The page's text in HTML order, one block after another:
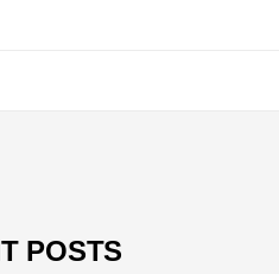
POSTS